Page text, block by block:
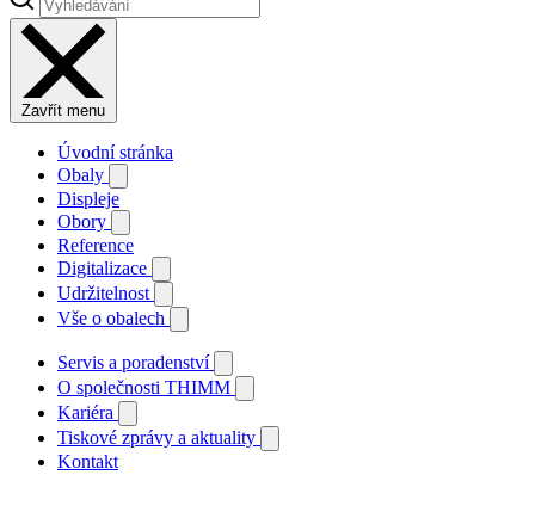
Zavřít menu
Úvodní stránka
Obaly
Displeje
Obory
Reference
Digitalizace
Udržitelnost
Vše o obalech
Servis a poradenství
O společnosti THIMM
Kariéra
Tiskové zprávy a aktuality
Kontakt